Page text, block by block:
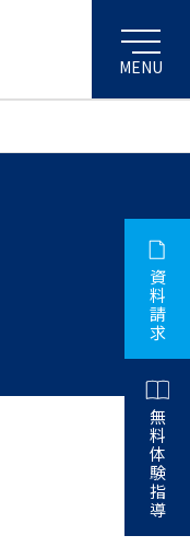
資
料
請
求
無
料
体
験
指
導